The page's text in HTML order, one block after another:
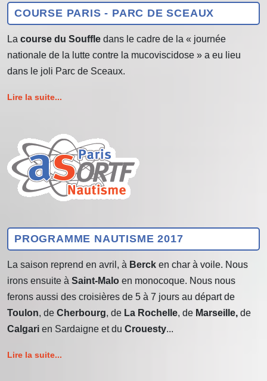
COURSE PARIS - PARC DE SCEAUX
La course du Souffle dans le cadre de la « journée
nationale de la lutte contre la mucoviscidose » a eu lieu
dans le joli Parc de Sceaux.
Lire la suite...
PROGRAMME NAUTISME 2017
La saison reprend en avril, à Berck en char à voile. Nous
irons ensuite à Saint-Malo en monocoque. Nous nous
ferons aussi des croisières de 5 à 7 jours au départ de
Toulon, de Cherbourg, de La Rochelle, de Marseille, de
Calgari en Sardaigne et du Crouesty...
Lire la suite...